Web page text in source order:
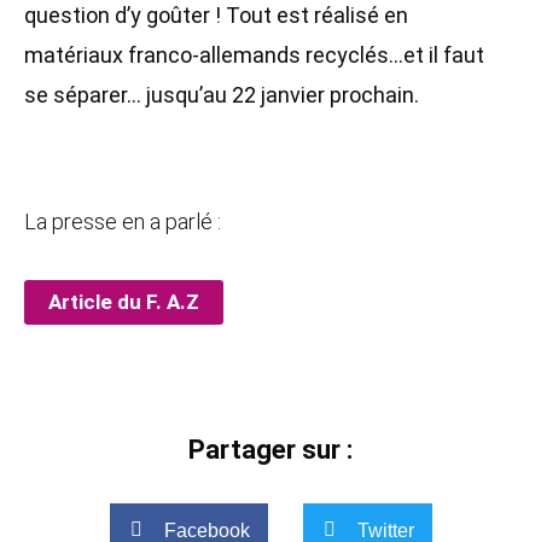
question d’y goûter ! Tout est réalisé en
matériaux franco-allemands recyclés…et il faut
se séparer… jusqu’au 22 janvier prochain.
La presse en a parlé :
Article du F. A.Z
Partager sur :
Facebook Twitter